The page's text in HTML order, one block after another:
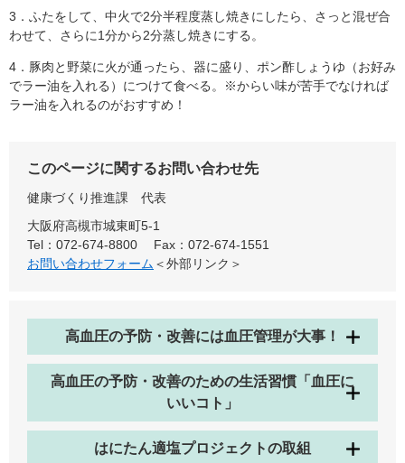
3．ふたをして、中火で2分半程度蒸し焼きにしたら、さっと混ぜ合
わせて、さらに1分から2分蒸し焼きにする。
4．豚肉と野菜に火が通ったら、器に盛り、ポン酢しょうゆ（お好み
でラー油を入れる）につけて食べる。※からい味が苦手でなければ
ラー油を入れるのがおすすめ！
このページに関するお問い合わせ先
健康づくり推進課
代表
大阪府高槻市城東町5-1
Tel：072-674-8800
Fax：072-674-1551
お問い合わせフォーム ＜外部リンク＞
高血圧の予防・改善には血圧管理が大事！
高血圧の予防・改善のための生活習慣「血圧に
いいコト」
はにたん適塩プロジェクトの取組